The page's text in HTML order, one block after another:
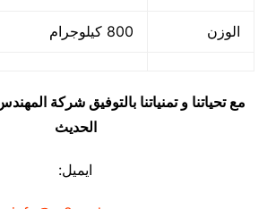
الوزن 800 كيلوجرام
مع تحياتنا و تمنياتنا بالتوفيق شركة
الحديث
ايميل: